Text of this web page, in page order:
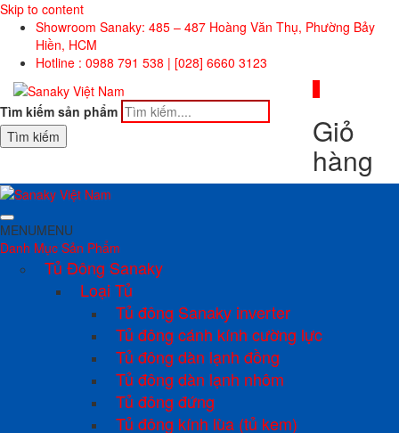
Skip to content
Showroom Sanaky: 485 – 487 Hoàng Văn Thụ, Phường Bảy
Hiền, HCM
Hotline : 0988 791 538 | [028] 6660 3123
Giỏ
hàng
Tìm kiếm sản phẩm
Tìm kiếm
MENUMENU
Danh Mục Sản Phẩm
Tủ Đông Sanaky
Loại Tủ
Tủ đông Sanaky inverter
Tủ đông cánh kính cường lực
Tủ đông dàn lạnh đồng
Tủ đông dàn lạnh nhôm
Tủ đông đứng
Tủ đông kính lùa (tủ kem)